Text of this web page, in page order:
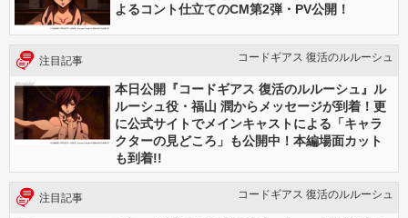
よるコント仕立てのCM第2弾・PV公開！
注目記事 コードギアス 復活のルルーシュ
本日公開『コードギアス 復活のルルーシュ』ル
ルーシュ役・福山 潤からメッセージが到着！更
に公式サイトでメインキャストによる「キャラ
クターの見どころ」も公開中！本編場面カット
も到着!!
注目記事 コードギアス 復活のルルーシュ